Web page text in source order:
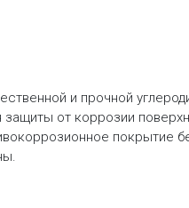
и прочной
от коррозии
покрытие